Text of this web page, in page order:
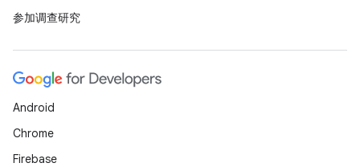
参加调查研究
Android
Chrome
Firebase